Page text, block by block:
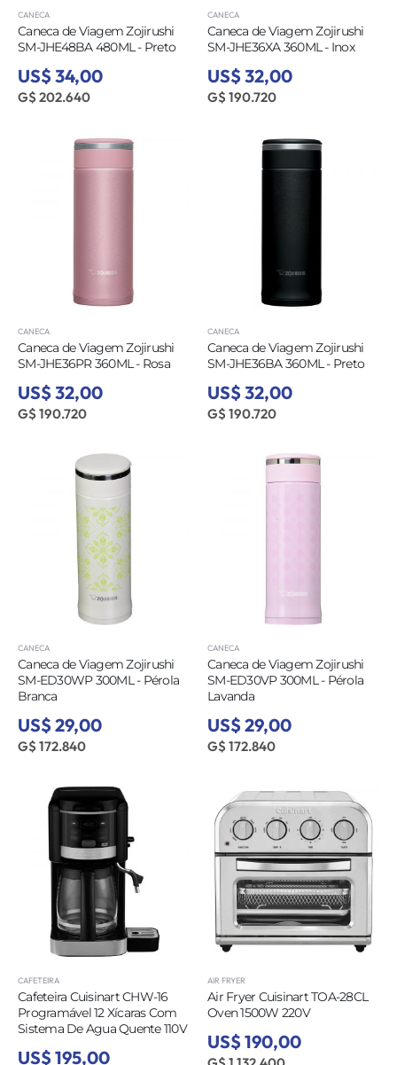
CANECA
Caneca de Viagem Zojirushi
SM-JHE48BA 480ML - Preto
US$ 34,00
G$ 202.640
CANECA
Caneca de Viagem Zojirushi
SM-JHE36XA 360ML - Inox
US$ 32,00
G$ 190.720
CANECA
Caneca de Viagem Zojirushi
SM-JHE36PR 360ML - Rosa
US$ 32,00
G$ 190.720
CANECA
Caneca de Viagem Zojirushi
SM-JHE36BA 360ML - Preto
US$ 32,00
G$ 190.720
CANECA
Caneca de Viagem Zojirushi
SM-ED30WP 300ML - Pérola
Branca
US$ 29,00
G$ 172.840
CANECA
Caneca de Viagem Zojirushi
SM-ED30VP 300ML - Pérola
Lavanda
US$ 29,00
G$ 172.840
CAFETEIRA
Cafeteira Cuisinart CHW-16
Programável 12 Xícaras Com
Sistema De Agua Quente 110V
US$ 195,00
AIR FRYER
Air Fryer Cuisinart TOA-28CL
Oven 1500W 220V
US$ 190,00